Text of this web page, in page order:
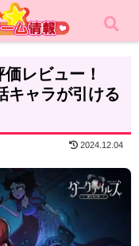
レビュー！
キャラが引ける
2024.12.04